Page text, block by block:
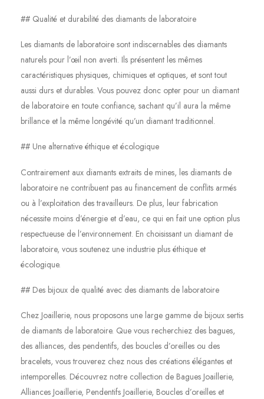
## Qualité et durabilité des diamants de laboratoire
Les diamants de laboratoire sont indiscernables des diamants
naturels pour l’œil non averti. Ils présentent les mêmes
caractéristiques physiques, chimiques et optiques, et sont tout
aussi durs et durables. Vous pouvez donc opter pour un diamant
de laboratoire en toute confiance, sachant qu’il aura la même
brillance et la même longévité qu’un diamant traditionnel.
## Une alternative éthique et écologique
Contrairement aux diamants extraits de mines, les diamants de
laboratoire ne contribuent pas au financement de conflits armés
ou à l’exploitation des travailleurs. De plus, leur fabrication
nécessite moins d’énergie et d’eau, ce qui en fait une option plus
respectueuse de l’environnement. En choisissant un diamant de
laboratoire, vous soutenez une industrie plus éthique et
écologique.
## Des bijoux de qualité avec des diamants de laboratoire
Chez Joaillerie, nous proposons une large gamme de bijoux sertis
de diamants de laboratoire. Que vous recherchiez des bagues,
des alliances, des pendentifs, des boucles d’oreilles ou des
bracelets, vous trouverez chez nous des créations élégantes et
intemporelles. Découvrez notre collection de Bagues Joaillerie,
Alliances Joaillerie, Pendentifs Joaillerie, Boucles d’oreilles et